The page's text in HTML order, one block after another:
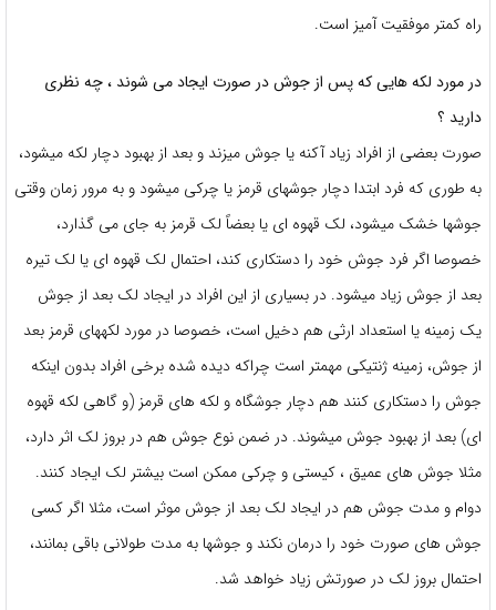
راه کمتر موفقیت آمیز است.
در مورد لکه هایی که پس از جوش در صورت ایجاد می شوند ، چه نظری
دارید ؟
صورت بعضی از افراد زیاد آکنه یا جوش میزند و بعد از بهبود دچار لکه میشود،
به طوری که فرد ابتدا دچار جوشهای قرمز یا چرکی میشود و به مرور زمان وقتی
جوشها خشک میشود، لک قهوه ای یا بعضاً لک قرمز به جای می گذارد،
خصوصا اگر فرد جوش خود را دستکاری کند، احتمال لک قهوه ای یا لک تیره
بعد از جوش زیاد میشود. در بسیاری از این افراد در ایجاد لک بعد از جوش
یک زمینه یا استعداد ارثی هم دخیل است، خصوصا در مورد لکههای قرمز بعد
از جوش، زمینه ژنتیکی مهمتر است چراکه دیده شده برخی افراد بدون اینکه
جوش را دستکاری کنند هم دچار جوشگاه و لکه های قرمز (و گاهی لکه قهوه
ای) بعد از بهبود جوش میشوند. در ضمن نوع جوش هم در بروز لک اثر دارد،
مثلا جوش های عمیق ، کیستی و چرکی ممکن است بیشتر لک ایجاد کنند.
دوام و مدت جوش هم در ایجاد لک بعد از جوش موثر است، مثلا اگر کسی
جوش های صورت خود را درمان نکند و جوشها به مدت طولانی باقی بمانند،
احتمال بروز لک در صورتش زیاد خواهد شد.